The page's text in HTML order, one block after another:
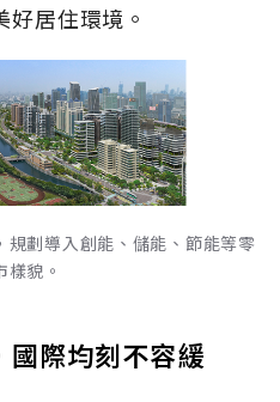
居住環境。
劃導入創能、儲能、節能等零
貌。
國際均刻不容緩